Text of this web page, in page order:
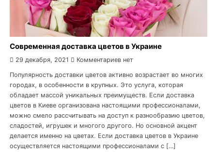
Современная доставка цветов в Украине
29 декабря, 2021 Комментариев нет
Популярность доставки цветов активно возрастает во многих
городах, в особенности в крупных. Это услуга, которая
обладает массой уникальных преимуществ. Если доставка
цветов в Киеве организована настоящими профессионалами,
можно смело рассчитывать на доступ к разнообразию цветов,
сладостей, игрушек и многого другого. Но основной акцент
делается именно на цветах. Если доставка цветов в Украине
осуществляется настоящими профессионалами с […]